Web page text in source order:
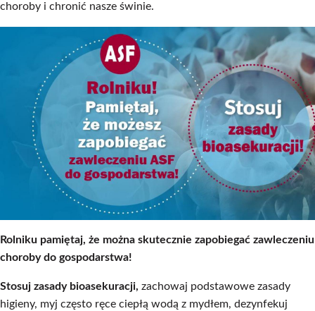
choroby i chronić nasze świnie.
Rolniku pamiętaj, że można skutecznie zapobiegać zawleczeniu
choroby do gospodarstwa!
Stosuj zasady bioasekuracji, zachowaj podstawowe zasady
higieny, myj często ręce ciepłą wodą z mydłem, dezynfekuj